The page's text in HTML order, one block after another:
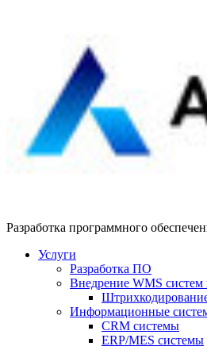
Разработка программного
Услуги
Разработка ПО
Внедрение WMS систем
Информационные
CRM системы
ERP/MES системы